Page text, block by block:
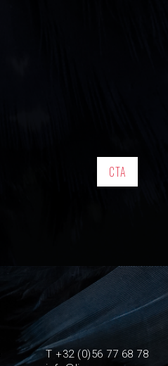
CTA
T +32 (0)56 77 68 78